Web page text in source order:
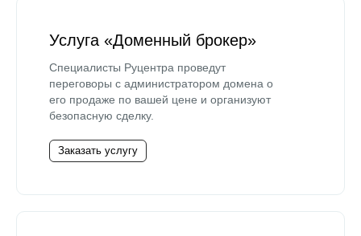
Услуга «Доменный брокер»
Специалисты Руцентра проведут
переговоры с администратором домена о
его продаже по вашей цене и организуют
безопасную сделку.
Заказать услугу